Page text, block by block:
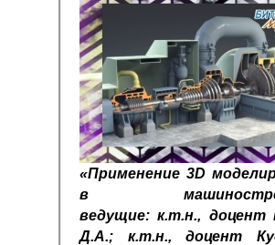
«Применение 3D
в
ведущие: к.т.н., доцент
Д.А.; к.т.н., доцент